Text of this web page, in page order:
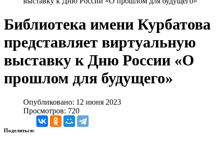
Библиотека имени Курбатова
представляет виртуальную
выставку к Дню России «О
прошлом для будущего»
Опубликовано: 12 июня 2023
Просмотров: 720
Поделиться: